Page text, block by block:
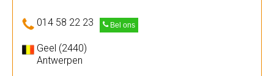
014 58 22 23 Bel ons
Geel (2440)
Antwerpen